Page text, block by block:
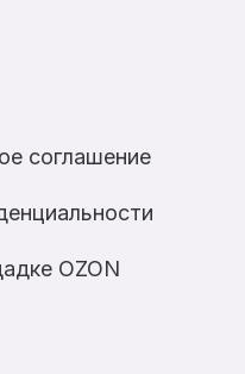
соглашение
OZON